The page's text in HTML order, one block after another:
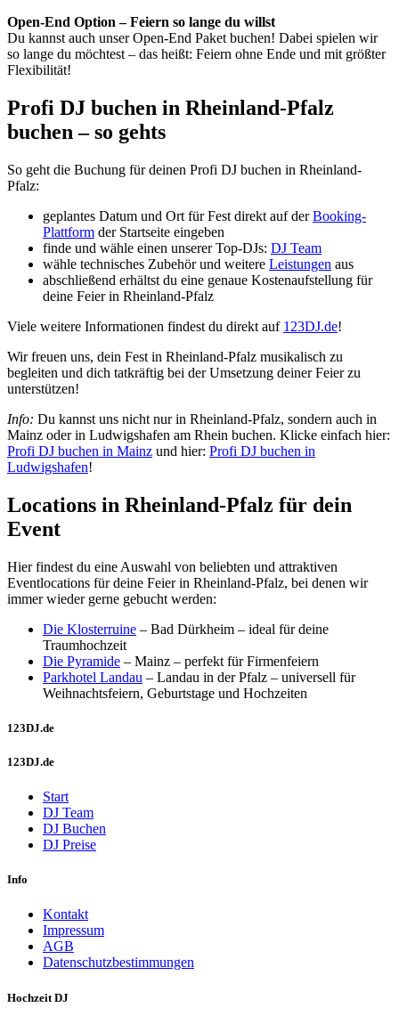
Open-End Option – Feiern so lange du willst
Du kannst auch unser Open-End Paket buchen! Dabei spielen wir
so lange du möchtest – das heißt: Feiern ohne Ende und mit größter
Flexibilität!
Profi DJ buchen in Rheinland-Pfalz
buchen – so gehts
So geht die Buchung für deinen Profi DJ buchen in Rheinland-
Pfalz:
geplantes Datum und Ort für Fest direkt auf derBooking-
Plattform der Startseite eingeben
finde und wähle einen unserer Top-DJs: DJ Team
wähle technisches Zubehör und weitere Leistungen aus
abschließend erhältst du eine genaue Kostenaufstellung für
deine Feier in Rheinland-Pfalz
Viele weitere Informationen findest du direkt auf 123DJ.de!
Wir freuen uns, dein Fest in Rheinland-Pfalz musikalisch zu
begleiten und dich tatkräftig bei der Umsetzung deiner Feier zu
unterstützen!
Info: Du kannst uns nicht nur in Rheinland-Pfalz, sondern auch in
Mainz oder in Ludwigshafen am Rhein buchen. Klicke einfach hier:
Profi DJ buchen in Mainz und hier: Profi DJ buchen in
Ludwigshafen!
Locations in Rheinland-Pfalz für dein
Event
Hier findest du eine Auswahl von beliebten und attraktiven
Eventlocations für deine Feier in Rheinland-Pfalz, bei denen wir
immer wieder gerne gebucht werden:
Die Klosterruine – Bad Dürkheim – ideal für deine
Traumhochzeit
Die Pyramide – Mainz – perfekt für Firmenfeiern
Parkhotel Landau – Landau in der Pfalz – universell für
Weihnachtsfeiern, Geburtstage und Hochzeiten
123DJ.de
123DJ.de
Start
DJ Team
DJ Buchen
DJ Preise
Info
Kontakt
Impressum
AGB
Datenschutzbestimmungen
Hochzeit DJ